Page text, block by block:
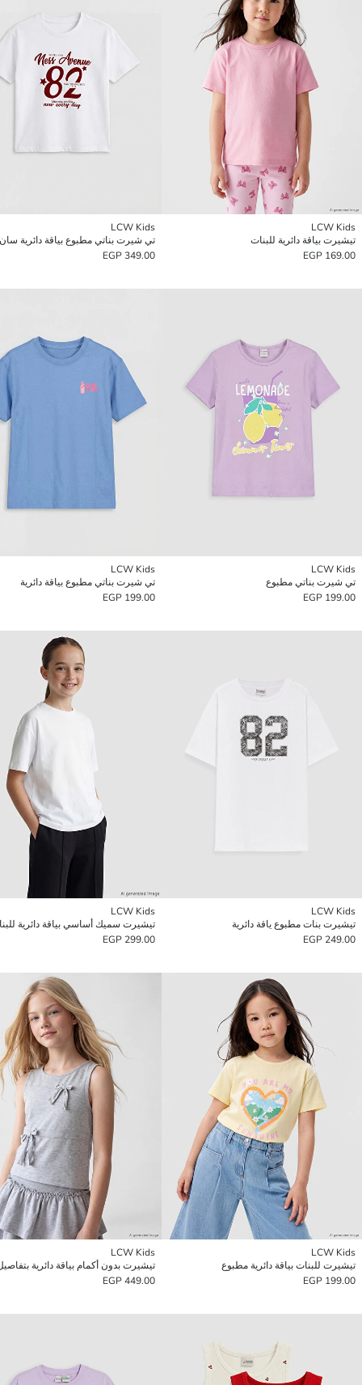
LCW Kids
تيشيرت بياقة دائرية للبنات
169.00 EGP
LCW Kids
349.00 EGP
LCW Kids
تي شيرت بناتي مطبوع
199.00 EGP
LCW Kids
تي شيرت بناتي مطبوع بياقة دائرية
199.00 EGP
LCW Kids
تيشيرت بنات مطبوع ياقة دائرية
249.00 EGP
LCW Kids
تيشيرت سميك أساسي بياقة دائرية
299.00 EGP
LCW Kids
تيشيرت للبنات بياقة دائرية مطبوع
199.00 EGP
LCW Kids
449.00 EGP